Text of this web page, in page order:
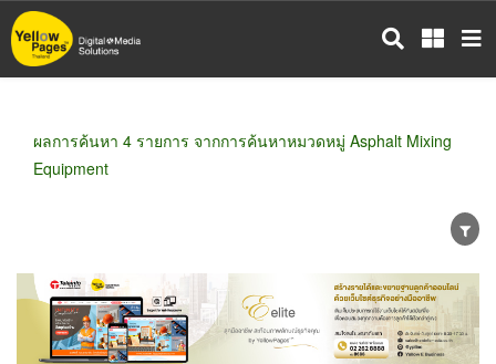
ข้าม
ไป
ผลการค้นหา 4 รายการ จากการค้นหาหมวดหมู่ Asphalt Mixing
Equipment
ขายส่ง ขายปลีก ผู้ผลิต
ตัวแทนจัดจำหน่าย
ผู้ส่งออก/นำเข้า
ธุรกิจบริการ